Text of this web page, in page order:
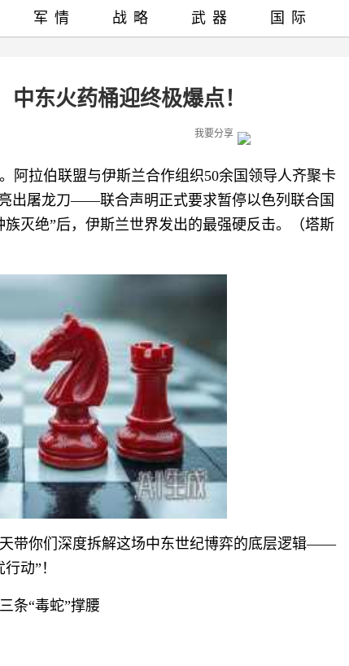
东火药桶迎终极爆点！
我要分享
阿拉伯联盟与伊斯兰合作组织50余国领导人齐聚卡
出屠龙刀——联合声明正式要求暂停以色列联合国
灭绝”后，伊斯兰世界发出的最强硬反击。（塔斯
带你们深度拆解这场中东世纪博弈的底层逻辑——
动”！
条“毒蛇”撑腰
军情 战略 武器 国际